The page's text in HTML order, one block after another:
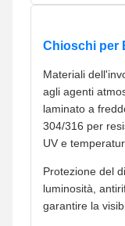
Chioschi per
Materiali
agli agenti
laminato a
304/316 per
UV e
Protezione del
luminosità,
garantire la